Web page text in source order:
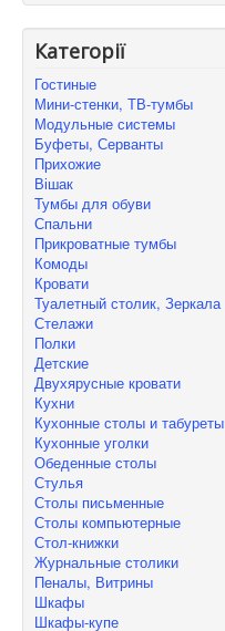
Категорії
Гостиные
Мини-стенки, ТВ-тумбы
Модульные системы
Буфеты, Серванты
Прихожие
Вішак
Тумбы для обуви
Спальни
Прикроватные тумбы
Комоды
Кровати
Туалетный столик, Зеркала
Стелажи
Полки
Детские
Двухярусные кровати
Кухни
Кухонные столы и табуреты
Кухонные уголки
Обеденные столы
Стулья
Столы письменные
Столы компьютерные
Стол-книжки
Журнальные столики
Пеналы, Витрины
Шкафы
Шкафы-купе